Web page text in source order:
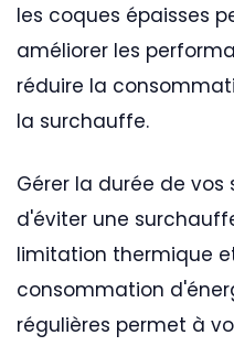
les coques épaisses
améliorer les
réduire la
la surchauffe.
Gérer la durée de vos
d'éviter une
limitation thermique
consommation
régulières permet à